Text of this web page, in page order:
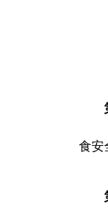
食安